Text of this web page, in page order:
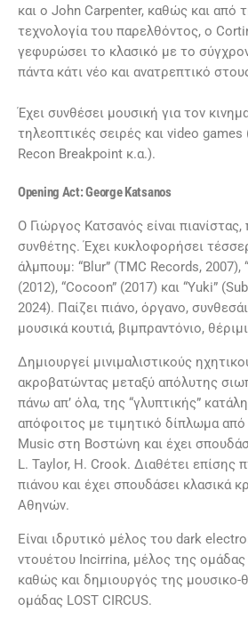
και ο John Carpenter, καθώς και από
τεχνολογία του παρελθόντος, ο
γεφυρώσει το κλασικό με το
πάντα κάτι νέο και ανατρεπτικό
Έχει συνθέσει μουσική για τον
τηλεοπτικές σειρές και video games
Recon Breakpoint κ.α.).
Opening Act: GeorgeKatsanos
Ο Γιώργος Κατσανός είναι
συνθέτης. Έχει κυκλοφορήσει
άλμπουμ: “Blur” (TMC Records, 2007),
(2012), “Cocoon” (2017) και “Yuki”
2024). Παίζει πιάνο, όργανο,
μουσικά κουτιά, βιμπραντόνιο,
Δημιουργεί μινιμαλιστικούς
ακροβατώντας μεταξύ απόλυτης
πάνω απ’ όλα, της “γλυπτικής”
απόφοιτος με τιμητικό δίπλωμα
Music στη Βοστώνη και έχει
L. Taylor, H. Crook. Διαθέτει επίσης
πιάνου και έχει σπουδάσει κλασικά
Αθηνών.
Είναι ιδρυτικό μέλος του dark
ντουέτου Incirrina, μέλος της
καθώς και δημιουργός της μουσικο-
ομάδας LOST CIRCUS.